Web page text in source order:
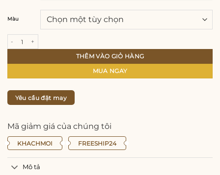
Màu
THÊM VÀO GIỎ HÀNG
MUA NGAY
Yêu cầu đặt may
Mã giảm giá của chúng tôi
KHACHMOI FREESHIP24
Mô tả